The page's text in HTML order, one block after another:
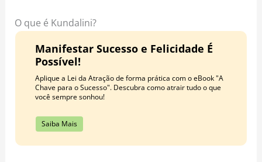
k
m t
O que é Kundalini?
Manifestar Sucesso e Felicidade É
Possível!
Aplique a Lei da Atração de forma prática com o eBook "A
Chave para o Sucesso". Descubra como atrair tudo o que
você sempre sonhou!
Saiba Mais